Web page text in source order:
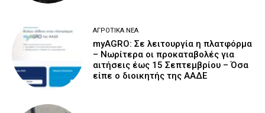
ΑΓΡΟΤΙΚΆ ΝΈΑ
myAGRO: Σε λειτουργία η πλατφόρμα
– Νωρίτερα οι προκαταβολές για
αιτήσεις έως 15 Σεπτεμβρίου – Όσα
είπε ο διοικητής της ΑΑΔΕ